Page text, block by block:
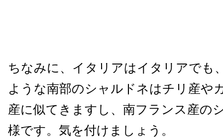
ちなみに、イタリアはイタリアでも
ような南部のシャルドネはチリ産や
産に似てきますし、南フランス産の
様です。気を付けましょう。